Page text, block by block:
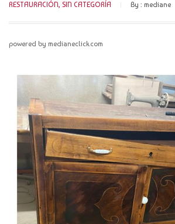
RESTAURACIÓN, SIN CATEGORÍA By : mediane
powered by medianeclick.com